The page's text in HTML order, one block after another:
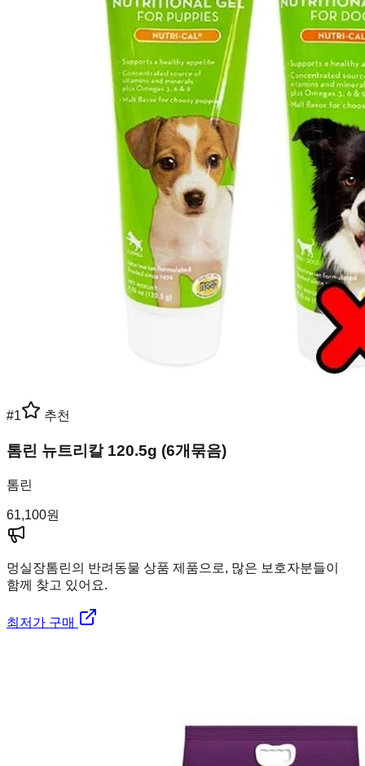
#1 추천
톰린 뉴트리칼 120.5g (6개묶음)
톰린
61,100원
멍실장톰린의 반려동물 상품 제품으로, 많은 보호자분들이
함께 찾고 있어요.
최저가 구매